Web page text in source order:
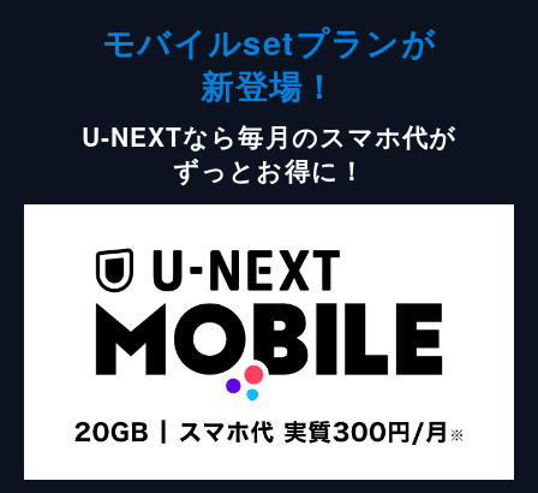
モバイルsetプランが
新登場！
U-NEXTなら毎月のスマホ代が
ずっとお得に！